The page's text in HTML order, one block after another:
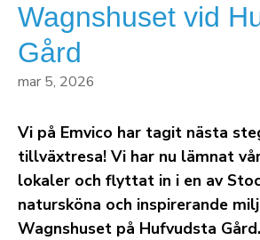
Wagnshuset vid
Gård
mar 5, 2026
Vi på Emvico har tagit nästa
tillväxtresa! Vi har nu lämnat
lokaler och flyttat in i en av
natursköna och inspirerande
Wagnshuset på Hufvudsta Gård.